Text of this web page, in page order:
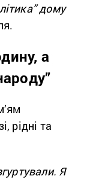
дому
а
рідні та
Я